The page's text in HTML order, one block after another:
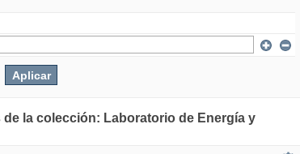
la colección: Laboratorio de Energía y